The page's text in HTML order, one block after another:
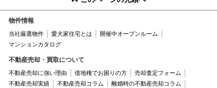
物件情報
当社厳選物件 愛犬家住宅とは
開催中オープンルーム
マンションカタログ
不動産売却・買取について
不動産売却に強い理由 借地権でお困りの方
売却査定フォーム
不動産売却実績
不動産売却コラム
離婚時の不動産売却コラム